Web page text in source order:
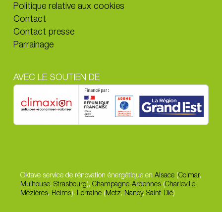
Politique relative aux cookies
Contact
Contact presse
Parrainage
AVEC LE SOUTIEN DE
Oktave service de rénovation énergétique en Alsace (Colmar,
Mulhouse, Strasbourg), Champagne-Ardennes(Charleville-
Mézières, Reims), Lorraine(Metz, Nancy, Saint-Dié)